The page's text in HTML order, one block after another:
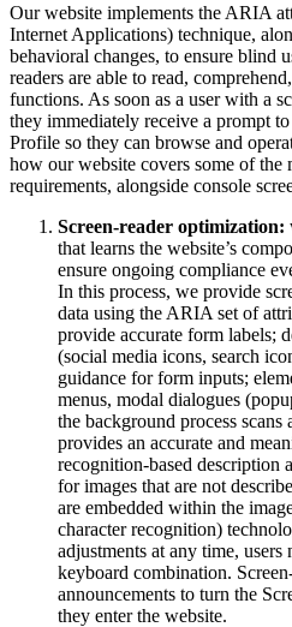
Our website implements the ARIA
Internet Applications) technique,
behavioral changes, to ensure blind
readers are able to read,
functions. As soon as a user with a
they immediately receive a prompt
Profile so they can browse and
how our website covers some of the
requirements, alongside console
Screen-reader optimization:
that learns the website’s
ensure ongoing compliance
In this process, we provide
data using the ARIA set of
provide accurate form labels;
(social media icons, search
guidance for form inputs;
menus, modal dialogues
the background process scans
provides an accurate and
recognition-based description
for images that are not
are embedded within the
character recognition)
adjustments at any time,
keyboard combination.
announcements to turn the
they enter the website.